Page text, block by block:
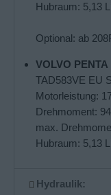
Hubraum: 5,13
Optional: ab
VOLVO PENTA
TAD583VE EU
Motorleistung:
Drehmoment:
max.
Hubraum: 5,13
Hydraulik: